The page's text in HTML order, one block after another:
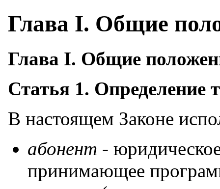
Глава I. Общие
Глава I. Общие
Статья 1. Определение
В настоящем Законе
абонент -
принимающее